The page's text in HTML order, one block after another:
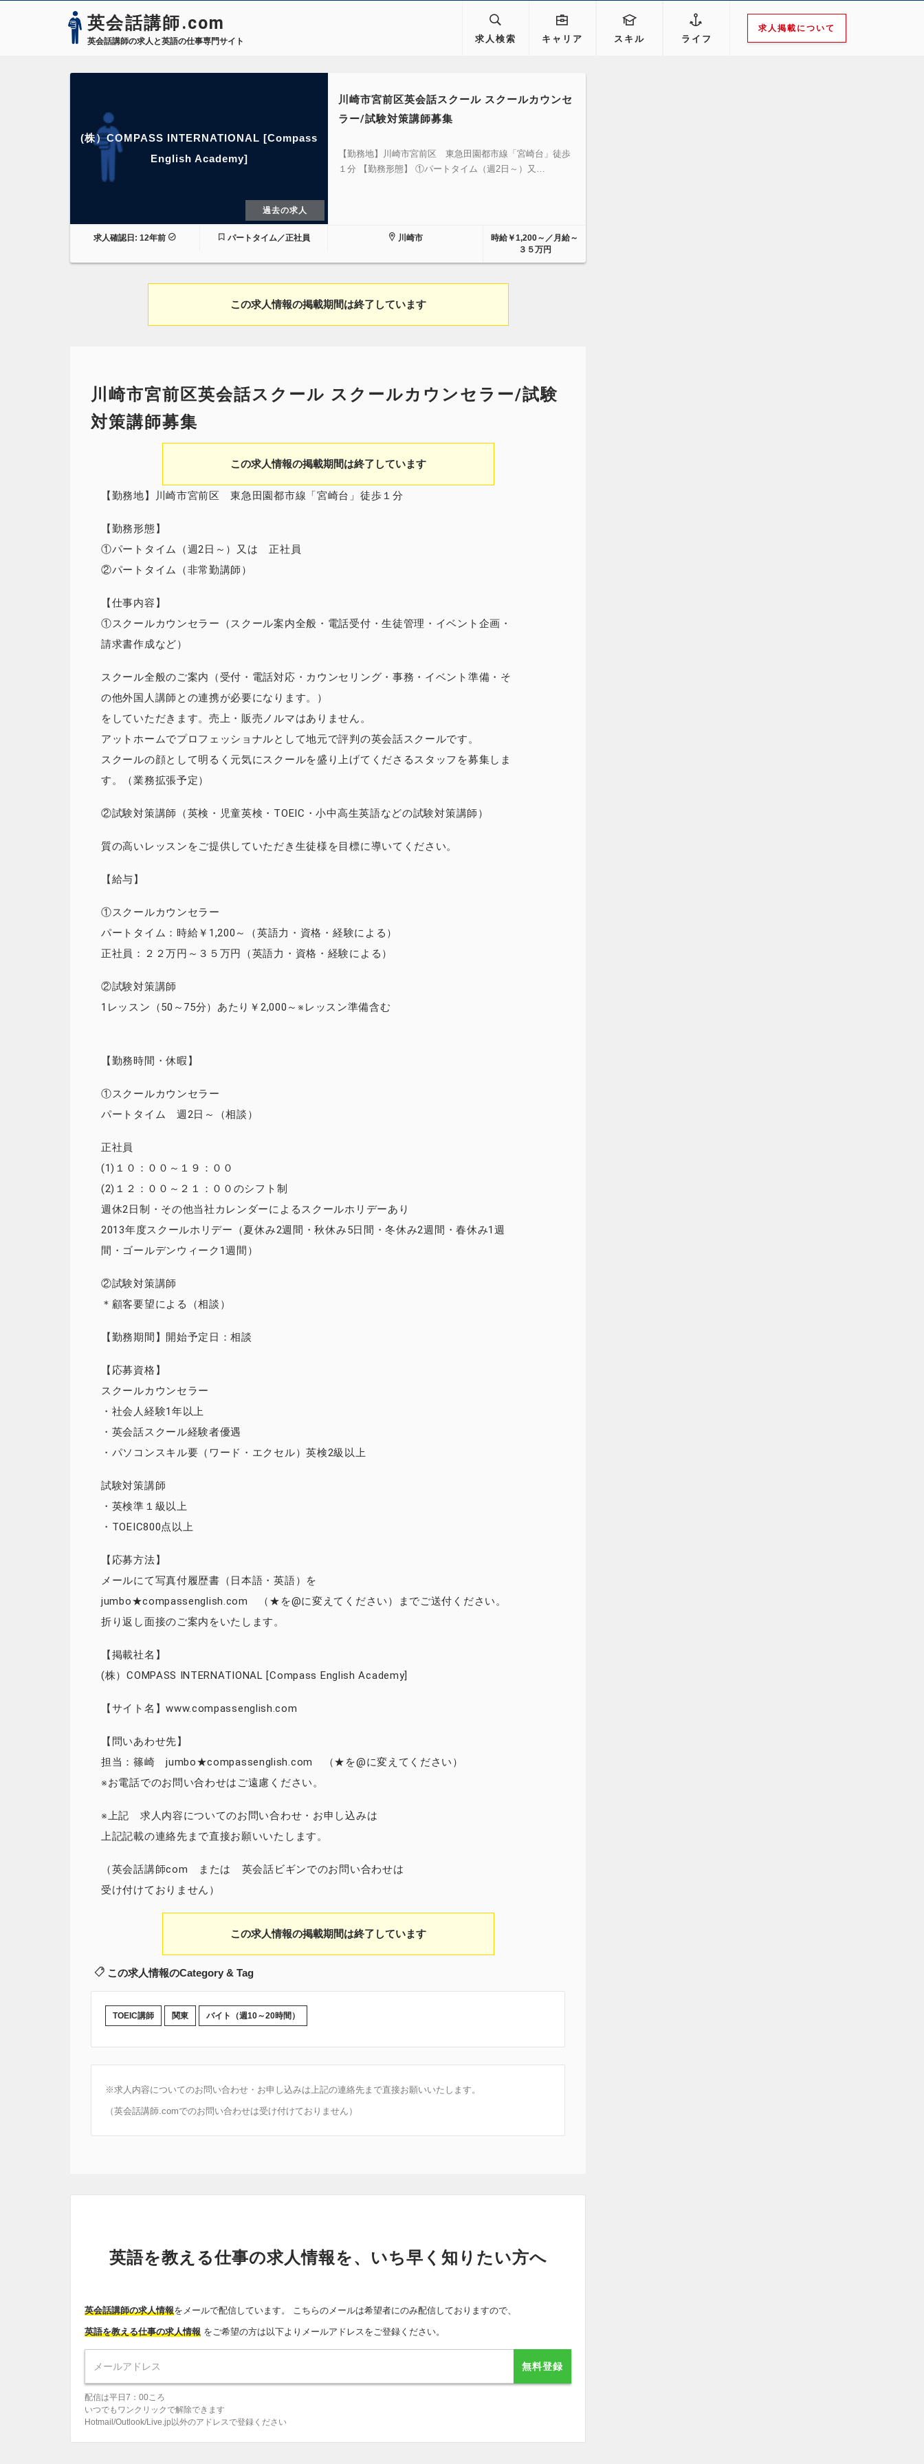
英会話講師.com
英会話講師の求人と英語の仕事専門サイト 求人検索 キャリア スキル ライフ
求人掲載について
(株）COMPASS INTERNATIONAL [Compass
English Academy]
過去の求人
川崎市宮前区英会話スクール スクールカウンセ
ラー/試験対策講師募集
【勤務地】川崎市宮前区 東急田園都市線「宮崎台」徒歩
１分 【勤務形態】 ①パートタイム（週2日～）又…
求人確認日: 12年前 パートタイム／正社員 川崎市
時給￥1,200～／月給～
３５万円
この求人情報の掲載期間は終了しています
川崎市宮前区英会話スクール スクールカウンセラー/試験
対策講師募集
この求人情報の掲載期間は終了しています
【勤務地】川崎市宮前区 東急田園都市線「宮崎台」徒歩１分
【勤務形態】
①パートタイム（週2日～）又は 正社員
②パートタイム（非常勤講師）
【仕事内容】
①スクールカウンセラー（スクール案内全般・電話受付・生徒管理・イベント企画・
請求書作成など）
スクール全般のご案内（受付・電話対応・カウンセリング・事務・イベント準備・そ
の他外国人講師との連携が必要になります。）
をしていただきます。売上・販売ノルマはありません。
アットホームでプロフェッショナルとして地元で評判の英会話スクールです。
スクールの顔として明るく元気にスクールを盛り上げてくださるスタッフを募集しま
す。（業務拡張予定）
②試験対策講師（英検・児童英検・TOEIC・小中高生英語などの試験対策講師）
質の高いレッスンをご提供していただき生徒様を目標に導いてください。
【給与】
①スクールカウンセラー
パートタイム：時給￥1,200～（英語力・資格・経験による）
正社員：２２万円～３５万円（英語力・資格・経験による）
②試験対策講師
1レッスン（50～75分）あたり￥2,000～※レッスン準備含む
【勤務時間・休暇】
①スクールカウンセラー
パートタイム 週2日～（相談）
正社員
(1)１０：００～１９：００
(2)１２：００～２１：００のシフト制
週休2日制・その他当社カレンダーによるスクールホリデーあり
2013年度スクールホリデー（夏休み2週間・秋休み5日間・冬休み2週間・春休み1週
間・ゴールデンウィーク1週間）
②試験対策講師
＊顧客要望による（相談）
【勤務期間】開始予定日：相談
【応募資格】
スクールカウンセラー
・社会人経験1年以上
・英会話スクール経験者優遇
・パソコンスキル要（ワード・エクセル）英検2級以上
試験対策講師
・英検準１級以上
・TOEIC800点以上
【応募方法】
メールにて写真付履歴書（日本語・英語）を
jumbo★compassenglish.com （★を@に変えてください）までご送付ください。
折り返し面接のご案内をいたします。
【掲載社名】
(株）COMPASS INTERNATIONAL [Compass English Academy]
【サイト名】www.compassenglish.com
【問いあわせ先】
担当：篠崎 jumbo★compassenglish.com （★を@に変えてください）
※お電話でのお問い合わせはご遠慮ください。
※上記 求人内容についてのお問い合わせ・お申し込みは
上記記載の連絡先まで直接お願いいたします。
（英会話講師com または 英会話ビギンでのお問い合わせは
受け付けておりません）
この求人情報の掲載期間は終了しています
この求人情報のCategory & Tag
TOEIC講師 関東 バイト（週10～20時間）
※求人内容についてのお問い合わせ・お申し込みは上記の連絡先まで直接お願いいたします。
（英会話講師.comでのお問い合わせは受け付けておりません）
英語を教える仕事の求人情報を、いち早く知りたい方へ
英会話講師の求人情報をメールで配信しています。 こちらのメールは希望者にのみ配信しておりますので、
英語を教える仕事の求人情報 をご希望の方は以下よりメールアドレスをご登録ください。
無料登録
配信は平日7：00ころ
いつでもワンクリックで解除できます
Hotmail/Outlook/Live.jp以外のアドレスで登録ください